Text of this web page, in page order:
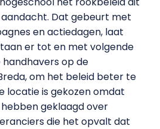
Dat gebeurt met
en actiedagen, laat
er tot en met volgende
op de
om het beleid beter te
locatie is gekozen omdat
geklaagd over
die het opvalt dat